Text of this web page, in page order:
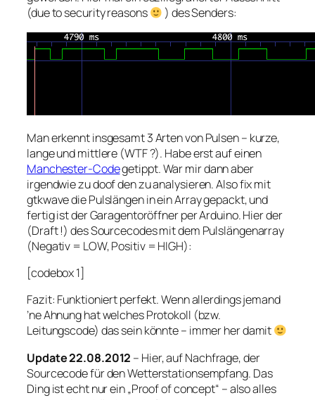
(due to security reasons
) des Senders:
Man erkennt insgesamt 3 Arten von Pulsen – kurze,
lange und mittlere (WTF ?). Habe erst auf einen
Manchester-Codegetippt. War mir dann aber
irgendwie zu doof den zu analysieren. Also fix mit
gtkwave die Pulslängen in ein Array gepackt, und
fertig ist der Garagentoröffner per Arduino. Hier der
(Draft !) des Sourcecodes mit dem Pulslängenarray
(Negativ = LOW, Positiv = HIGH):
[codebox 1]
Fazit: Funktioniert perfekt. Wenn allerdings jemand
’ne Ahnung hat welches Protokoll (bzw.
Leitungscode) das sein könnte – immer her damit
Update 22.08.2012 – Hier, auf Nachfrage, der
Sourcecode für den Wetterstationsempfang. Das
Ding ist echt nur ein „Proof of concept“ – also alles